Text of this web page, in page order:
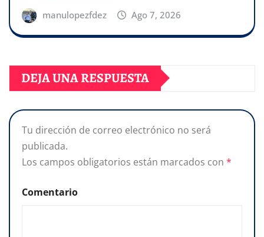
manulopezfdez Ago 7, 2026
DEJA UNA RESPUESTA
Tu dirección de correo electrónico no será
publicada.
Los campos obligatorios están marcados con *
Comentario